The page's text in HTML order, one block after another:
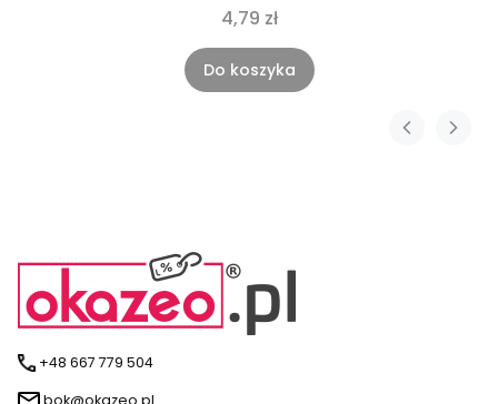
4,79 zł
Do koszyka
+48 667 779 504